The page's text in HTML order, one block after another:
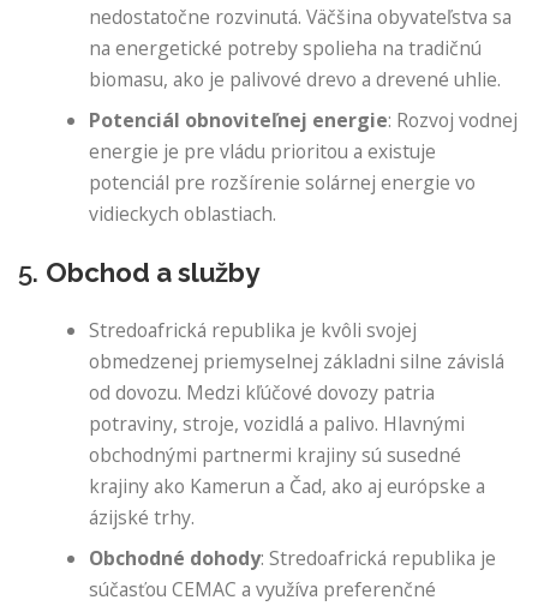
nedostatočne rozvinutá. Väčšina obyvateľstva sa
na energetické potreby spolieha na tradičnú
biomasu, ako je palivové drevo a drevené uhlie.
Potenciál obnoviteľnej energie: Rozvoj vodnej
energie je pre vládu prioritou a existuje
potenciál pre rozšírenie solárnej energie vo
vidieckych oblastiach.
5. Obchod a služby
Stredoafrická republika je kvôli svojej
obmedzenej priemyselnej základni silne závislá
od dovozu. Medzi kľúčové dovozy patria
potraviny, stroje, vozidlá a palivo. Hlavnými
obchodnými partnermi krajiny sú susedné
krajiny ako Kamerun a Čad, ako aj európske a
ázijské trhy.
Obchodné dohody: Stredoafrická republika je
súčasťou CEMAC a využíva preferenčné